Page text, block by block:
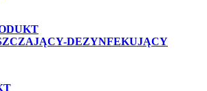
DEZYNFEKUJĄCY